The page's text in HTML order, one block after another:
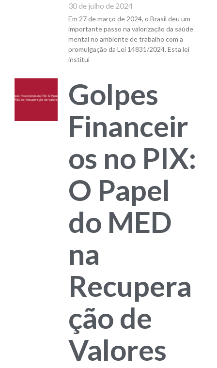
30 de julho de 2024
Em 27 de março de 2024, o Brasil deu um
importante passo na valorização da saúde
mental no ambiente de trabalho com a
promulgação da Lei 14831/2024. Esta lei
institui
Golpes
Financeir
os no PIX:
O Papel
do MED
na
Recupera
ção de
Valores